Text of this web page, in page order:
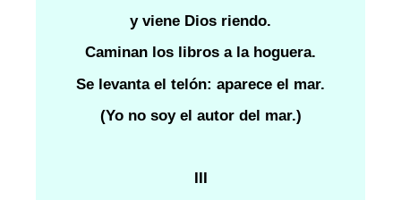
y viene Dios riendo.
Caminan los libros a la hoguera.
Se levanta el telón: aparece el mar.
(Yo no soy el autor del mar.)